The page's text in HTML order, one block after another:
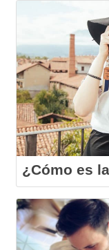
¿Cómo es